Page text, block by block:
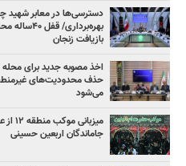
دسترسی‌ها در معابر شهید
بازیافت زنجان
اخذ مصوبه جدید برای
حذف محدودیت‌های
می‌شود
جاماندگان اربعین حسینی